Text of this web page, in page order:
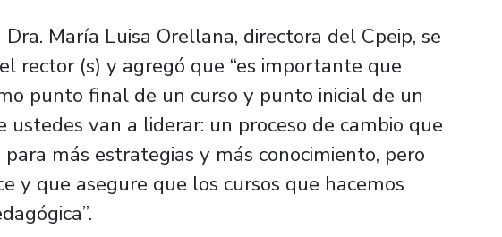
María Luisa Orellana, directora del Cpeip, se
rector (s) y agregó que “es importante que
punto final de un curso y punto inicial de un
ustedes van a liderar: un proceso de cambio que
más estrategias y más conocimiento, pero
y que asegure que los cursos que hacemos